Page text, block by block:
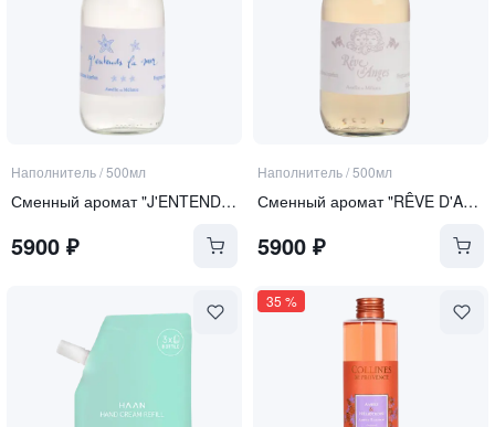
Наполнитель/500мл
Сменный аромат "J'ENTENDS LA MER SENTEURS" | "Я СЛЫШУ АРОМАТ МОРЯ"
5900 ₽
Наполнитель/500мл
Сменный аромат "RÊVE D'ANGES" | "МЕЧТА АНГЕЛА"
5900₽
35 %